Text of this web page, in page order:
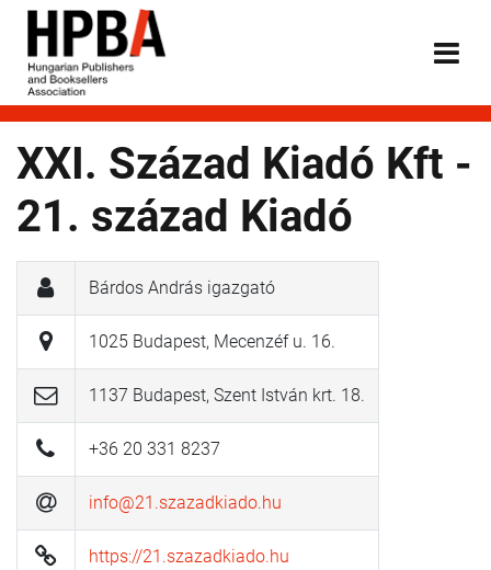
XXI. Század Kiadó Kft -
21. század Kiadó
Bárdos András igazgató
1025 Budapest, Mecenzéf u. 16.
1137 Budapest, Szent István krt. 18.
+36 20 331 8237
info@21.szazadkiado.hu
https://21.szazadkiado.hu